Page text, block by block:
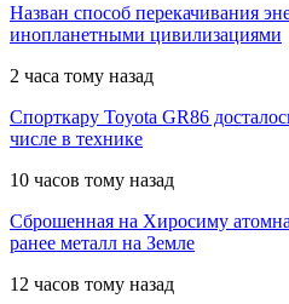
Назван способ перекачивания
инопланетными цивилизациями
2 часа тому назад
Спорткару Toyota GR86
числе в технике
10 часов тому назад
Сброшенная на Хиросиму
ранее металл на Земле
12 часов тому назад